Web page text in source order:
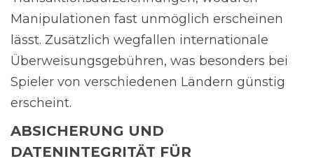
Manipulationen fast unmöglich erscheinen
lässt. Zusätzlich wegfallen internationale
Überweisungsgebühren, was besonders bei
Spieler von verschiedenen Ländern günstig
erscheint.
ABSICHERUNG UND
DATENINTEGRITÄT FÜR